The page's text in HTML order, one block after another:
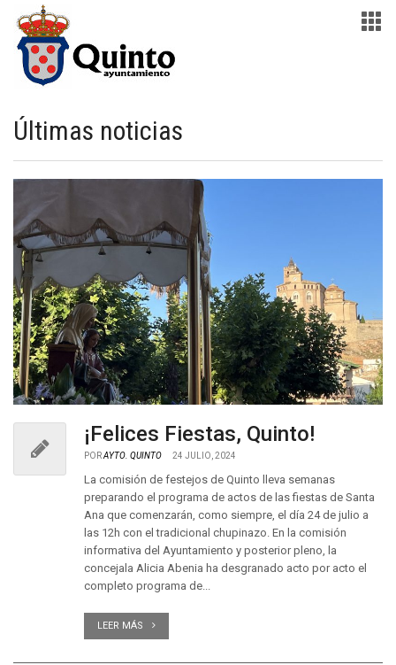
Últimas noticias
¡Felices Fiestas, Quinto!
PORAYTO. QUINTO 24 JULIO, 2024
La comisión de festejos de Quinto lleva semanas
preparando el programa de actos de las fiestas de Santa
Ana que comenzarán, como siempre, el día 24 de julio a
las 12h con el tradicional chupinazo. En la comisión
informativa del Ayuntamiento y posterior pleno, la
concejala Alicia Abenia ha desgranado acto por acto el
completo programa de...
LEER MÁS